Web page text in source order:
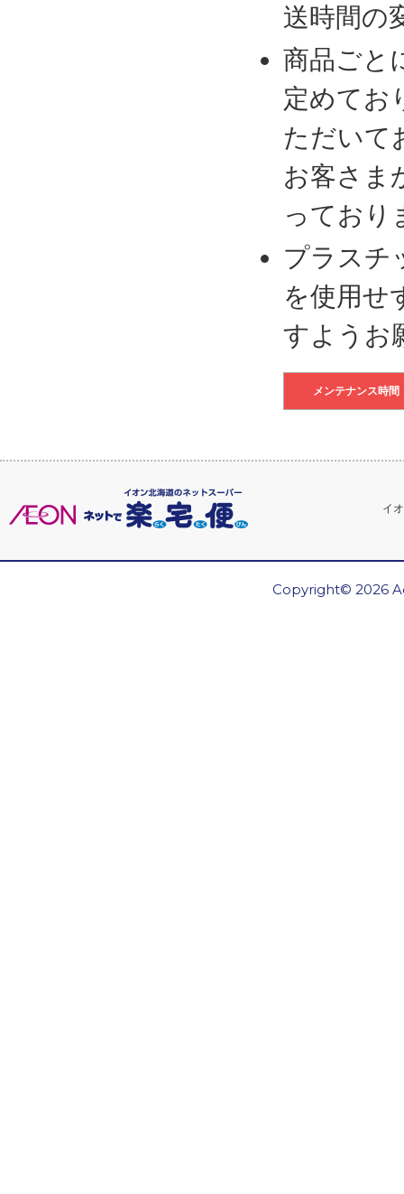
送時間の
商品ごと
定めてお
ただいて
お客さま
っており
プラスチ
を使用せ
すようお
メンテナンス時間
イ
Copyright© 2026